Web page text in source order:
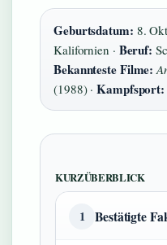
Geburtsdatum: 8.
Kalifornien · Beruf:
Bekannteste Filme:
(1988) ·Kampfsport:
KURZÜBERBLICK
1 Bestätigte